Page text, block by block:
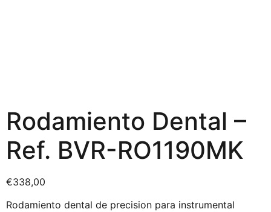
Rodamiento Dental –
Ref. BVR-RO1190MK
€338,00
Rodamiento dental de precision para instrumental